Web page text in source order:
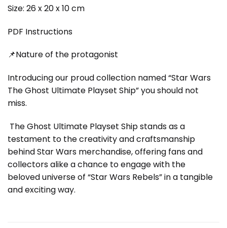
Size: 26 x 20 x 10 cm
PDF Instructions
📌Nature of the protagonist
Introducing our proud collection named “Star Wars
The Ghost Ultimate Playset Ship” you should not
miss.
The Ghost Ultimate Playset Ship stands as a
testament to the creativity and craftsmanship
behind Star Wars merchandise, offering fans and
collectors alike a chance to engage with the
beloved universe of “Star Wars Rebels” in a tangible
and exciting way.